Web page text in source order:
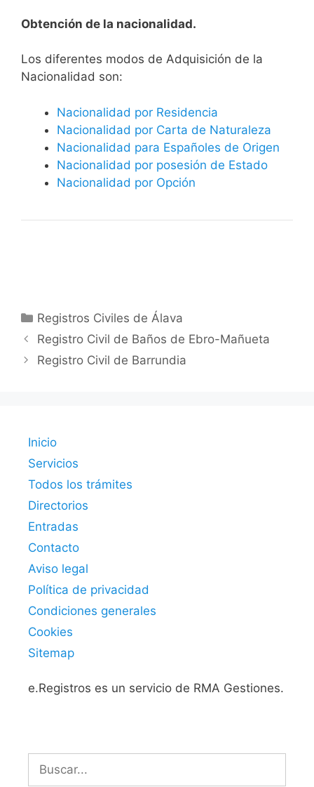
Obtención de la nacionalidad.
​​​Los diferentes modos de Adquisición de la
Nacionalidad son:
Nacionalidad por Residencia
Nacionalidad por Carta de Naturaleza
Nacionalidad para Españoles de Origen
Nacionalidad por posesión de Estado
Nacionalidad por Opción
Categorías
Registros Civiles de Álava
Registro Civil de Baños de Ebro-Mañueta
Registro Civil de Barrundia
Inicio
Servicios
Todos los trámites
Directorios
Entradas
Contacto
Aviso legal
Política de privacidad
Condiciones generales
Cookies
Sitemap
e.Registros es un servicio de RMA Gestiones.
Buscar: